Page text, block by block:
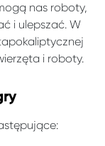
nas roboty,
i ulepszać. W
i roboty.